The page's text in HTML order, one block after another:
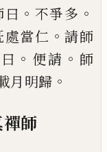
曰 。 不爭多 。
處當仁 。請師
曰 。 便請 。 師
月明歸 。
師